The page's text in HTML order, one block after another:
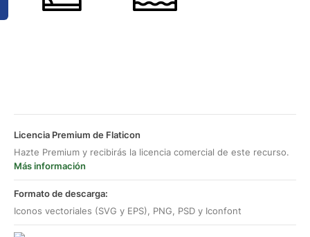
Licencia Premium de Flaticon
Hazte Premium y recibirás la licencia comercial de este recurso.
Más información
Formato de descarga:
Iconos vectoriales (SVG y EPS), PNG, PSD y Iconfont